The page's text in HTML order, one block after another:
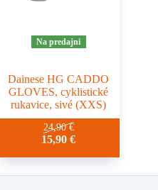
Na predajni
Dainese HG CADDO
GLOVES, cyklistické
rukavice, sivé (XXS)
24,90€
15,90€